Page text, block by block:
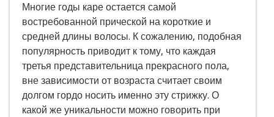
Многие годы каре остается самой
востребованной прической на короткие и
средней длины волосы. К сожалению, подобная
популярность приводит к тому, что каждая
третья представительница прекрасного пола,
вне зависимости от возраста считает своим
долгом гордо носить именно эту стрижку. О
какой же уникальности можно говорить при